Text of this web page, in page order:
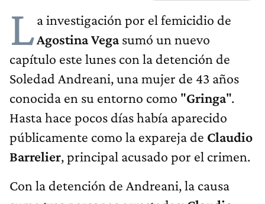
La investigación por el femicidio de
Agostina Vegasumó un nuevo
capítulo este lunes con la detención de
Soledad Andreani, una mujer de 43 años
conocida en su entorno como "Gringa".
Hasta hace pocos días había aparecido
públicamente como la expareja de Claudio
Barrelier, principal acusado por el crimen.
Con la detención de Andreani, la causa